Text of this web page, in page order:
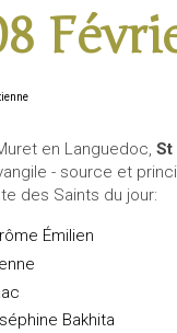
en Languedoc, St
- source et
des Saints du jour:
Émilien
Bakhita